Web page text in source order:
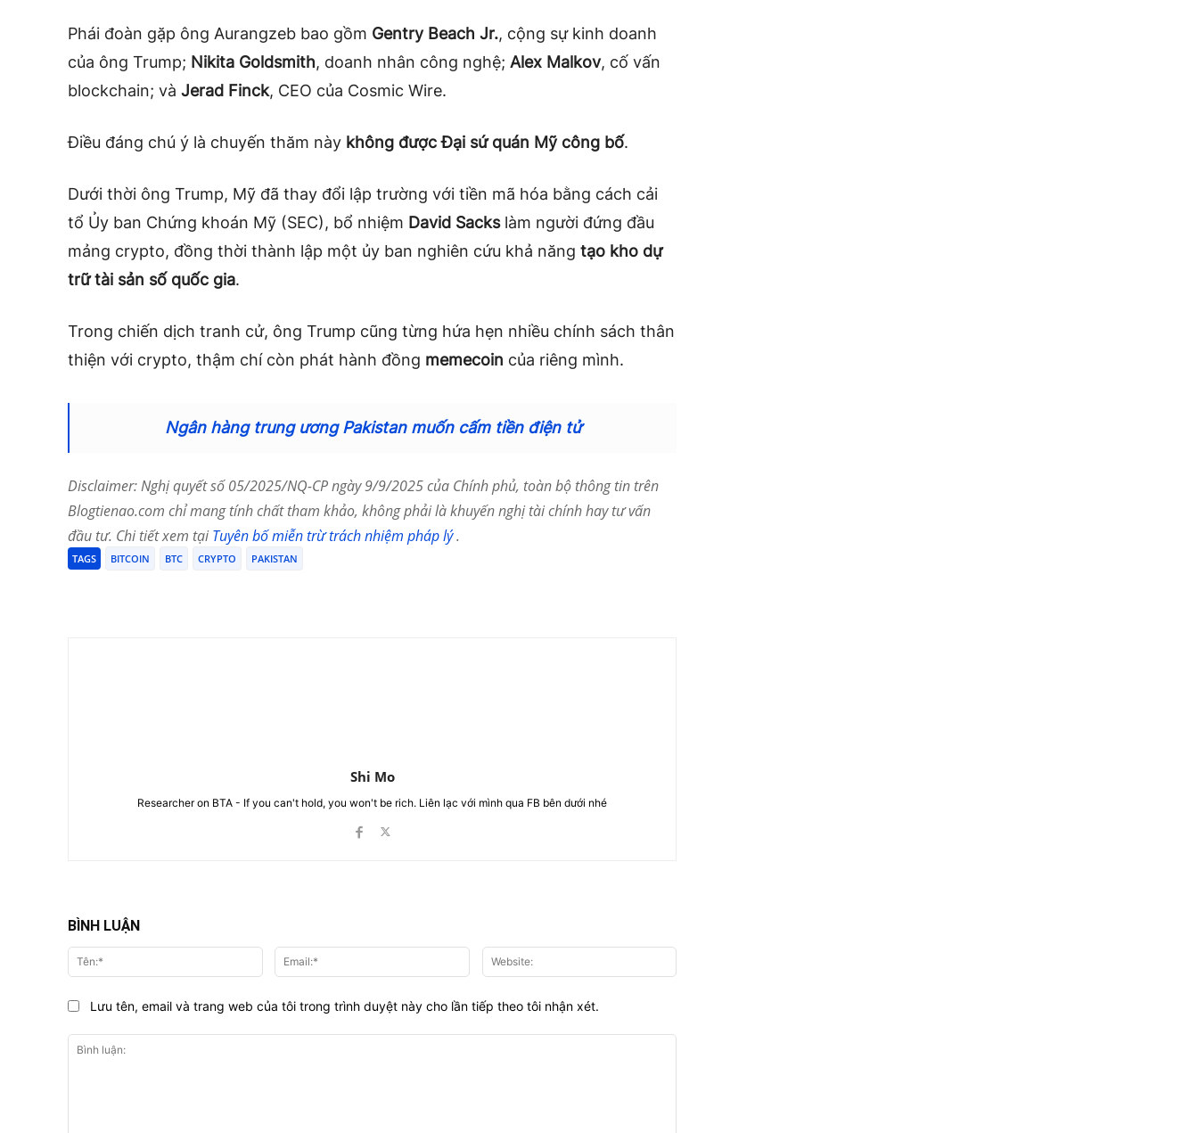
Phái đoàn gặp ông Aurangzeb bao gồm Gentry Beach Jr., cộng sự kinh doanh
của ông Trump; Nikita Goldsmith, doanh nhân công nghệ; Alex Malkov, cố vấn
blockchain; và Jerad Finck, CEO của Cosmic Wire.
Điều đáng chú ý là chuyến thăm này không được Đại sứ quán Mỹ công bố.
Dưới thời ông Trump, Mỹ đã thay đổi lập trường với tiền mã hóa bằng cách cải
tổ Ủy ban Chứng khoán Mỹ (SEC), bổ nhiệm David Sackslàm người đứng đầu
mảng crypto, đồng thời thành lập một ủy ban nghiên cứu khả năng tạo kho dự
trữ tài sản số quốc gia.
Trong chiến dịch tranh cử, ông Trump cũng từng hứa hẹn nhiều chính sách thân
thiện với crypto, thậm chí còn phát hành đồng memecoin của riêng mình.
Ngân hàng trung ương Pakistan muốn cấm tiền điện tử
Disclaimer: Nghị quyết số 05/2025/NQ-CP ngày 9/9/2025 của Chính phủ, toàn bộ thông tin trên
Blogtienao.com chỉ mang tính chất tham khảo, không phải là khuyến nghị tài chính hay tư vấn
đầu tư. Chi tiết xem tạiTuyên bố miễn trừ trách nhiệm pháp lý.
TAGS BITCOIN BTC CRYPTO PAKISTAN
Shi Mo
Researcher on BTA - If you can't hold, you won't be rich. Liên lạc với mình qua FB bên dưới nhé
BÌNH LUẬN
Tên:* Email:*
Lưu tên, email và trang web của tôi trong trình duyệt này cho lần tiếp theo tôi nhận xét.